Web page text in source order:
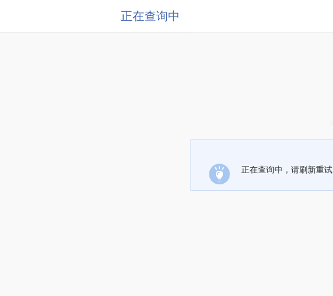
正在查询中
正在查询中，请刷新重试